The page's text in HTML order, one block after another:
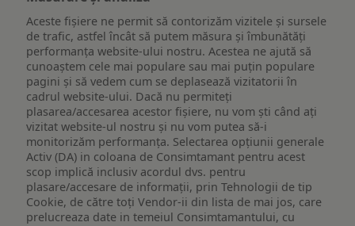
Aceste fișiere ne permit să contorizăm vizitele și sursele
de trafic, astfel încât să putem măsura și îmbunătăți
performanța website-ului nostru. Acestea ne ajută să
cunoaștem cele mai populare sau mai puțin populare
pagini și să vedem cum se deplasează vizitatorii în
cadrul website-ului. Dacă nu permiteți
plasarea/accesarea acestor fișiere, nu vom ști când ați
vizitat website-ul nostru și nu vom putea să-i
monitorizăm performanța. Selectarea opțiunii generale
Activ (DA) in coloana de Consimtamant pentru acest
scop implică inclusiv acordul dvs. pentru
plasare/accesare de informații, prin Tehnologii de tip
Cookie, de către toți Vendor-ii din lista de mai jos, care
prelucreaza date in temeiul Consimtamantului, cu